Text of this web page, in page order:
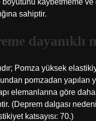
kaybetmeme ve
sahiptir.
dayanıklı
Pomza yüksek
pomzadan yapılan
elemanlarına göre
(Deprem dalgası
katsayısı: 70.)